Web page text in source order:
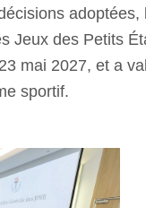
adoptées,
Jeux des Petits
mai 2027, et a
sportif.